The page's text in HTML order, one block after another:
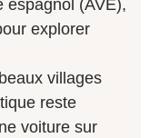
espagnol (AVE),
explorer
villages
reste
voiture sur